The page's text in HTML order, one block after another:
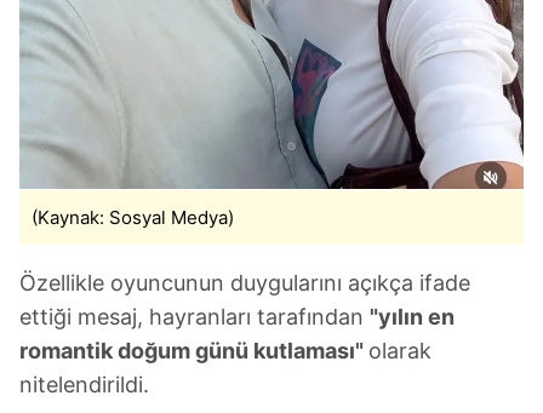
(Kaynak: Sosyal Medya)
Özellikle oyuncunun duygularını açıkça ifade
ettiği mesaj, hayranları tarafından "yılın en
romantik doğum günü kutlaması" olarak
nitelendirildi.